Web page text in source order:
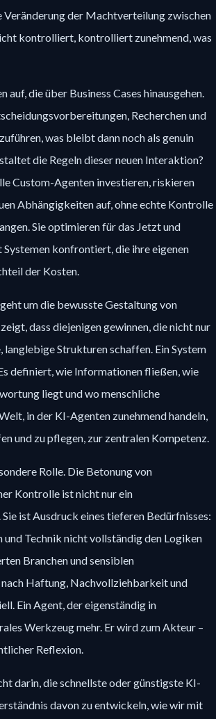
der Machtverteilung zwischen
kontrolliert, kontrolliert zunehmend, was
die über Business Cases hinausgehen.
Recherchen und
was bleibt dann noch als genuin
die Regeln dieser neuen Interaktion?
Custom-Agenten investieren, riskieren
Abhängigkeiten auf, ohne echte Kontrolle
Sie optimieren für das Jetzt und
konfrontiert, die ihre eigenen
der Kosten.
um die bewusste Gestaltung von
dass diejenigen gewinnen, die nicht nur
Strukturen schaffen. Ein System
definiert, wie Informationen fließen, wie
liegt und wo menschliche
in der KI-Agenten zunehmend handeln,
und zu pflegen, zur zentralen Kompetenz.
Rolle. Die Betonung von
Kontrolle ist nicht nur ein
ist Ausdruck eines tieferen Bedürfnisses:
Technik nicht vollständig den Logiken
Branchen und sensiblen
Haftung, Nachvollziehbarkeit und
Ein Agent, der eigenständig in
Werkzeug mehr. Er wird zum Akteur –
Reflexion.
darin, die schnellste oder günstigste KI-
davon zu entwickeln, wie wir mit